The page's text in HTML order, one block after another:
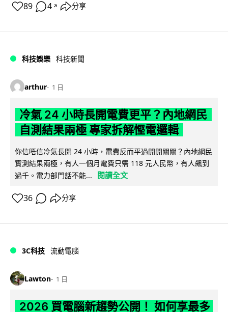
89 4 ↗ 分享
科技娛樂 科技新聞
arthur 1 日
冷氣 24 小時長開電費更平？內地網民
自測結果兩極 專家拆解慳電邏輯
你信唔信冷氣長開 24 小時，電費反而平過開開關關？內地網民
實測結果兩極，有人一個月電費只需 118 元人民幣，有人飆到
過千。電力部門話不能...
閱讀全文
36 分享
3C科技 流動電腦
Lawton 1 日
2026 買電腦新趨勢公開！ 如何享最多